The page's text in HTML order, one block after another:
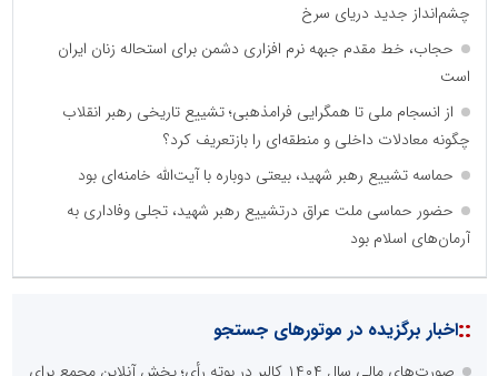
چشم‌انداز جدید دریای سرخ
حجاب، خط مقدم جبهه نرم افزاری دشمن برای استحاله زنان ایران
است
از انسجام ملی تا همگرایی فرامذهبی؛ تشییع تاریخی رهبر انقلاب
چگونه معادلات داخلی و منطقه‌ای را بازتعریف کرد؟
حماسه تشییع رهبر شهید، بیعتی دوباره با آیت‌الله خامنه‌ای بود
حضور حماسی ملت عراق درتشییع رهبر شهید، تجلی وفاداری به
آرمان‌های اسلام بود
نظرسنجی
مهمترین نیازمندی ساختار اطلاع رسانی روابط عمومی های نوین کدام